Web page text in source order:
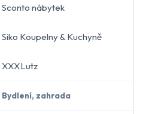
Sconto nábytek
Siko Koupelny & Kuchyně
XXXLutz
Bydlení, zahrada